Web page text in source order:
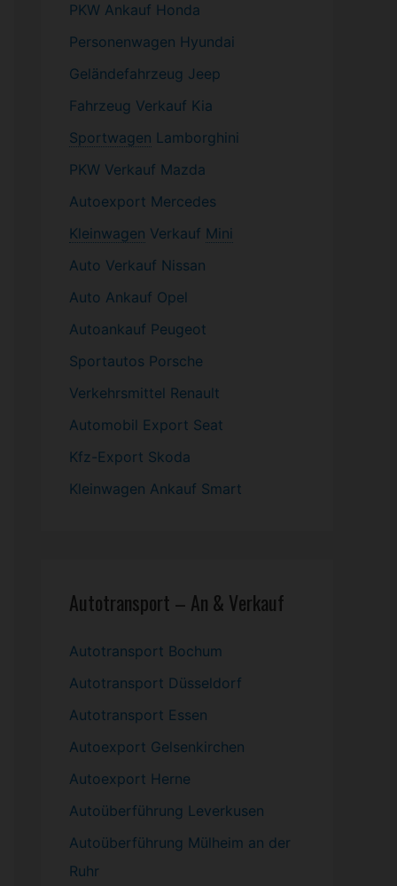
PKW Ankauf Honda
Personenwagen Hyundai
Geländefahrzeug Jeep
Fahrzeug Verkauf Kia
Sportwagen Lamborghini
PKW Verkauf Mazda
Autoexport Mercedes
Kleinwagen Verkauf Mini
Auto Verkauf Nissan
Auto Ankauf Opel
Autoankauf Peugeot
Sportautos Porsche
Verkehrsmittel Renault
Automobil Export Seat
Kfz-Export Skoda
Kleinwagen Ankauf Smart
Autotransport – An & Verkauf
Autotransport Bochum
Autotransport Düsseldorf
Autotransport Essen
Autoexport Gelsenkirchen
Autoexport Herne
Autoüberführung Leverkusen
Autoüberführung Mülheim an der
Ruhr